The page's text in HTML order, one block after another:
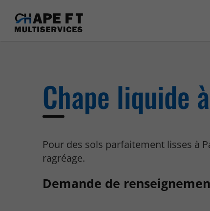
Chape liquide
Pour des sols parfaitement lisses à
ragréage.
Demande de